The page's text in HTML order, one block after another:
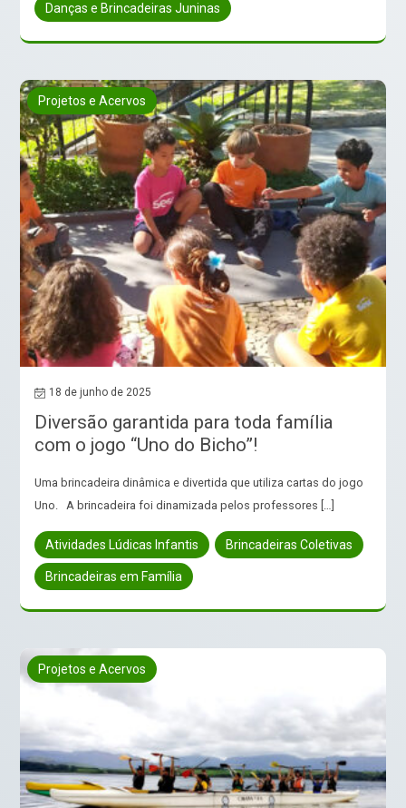
Danças e Brincadeiras Juninas
Projetos e Acervos
18 de junho de 2025
Diversão garantida para toda família
com o jogo “Uno do Bicho”!
Uma brincadeira dinâmica e divertida que utiliza cartas do jogo
Uno. A brincadeira foi dinamizada pelos professores […]
Atividades Lúdicas Infantis Brincadeiras Coletivas
Brincadeiras em Família
Projetos e Acervos